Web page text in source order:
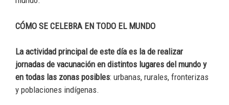
CÓMO SE CELEBRA EN TODO EL MUNDO
La actividad principal de este día es la de realizar
jornadas de vacunación en distintos lugares del mundo y
en todas las zonas posibles: urbanas, rurales, fronterizas
y poblaciones indígenas.